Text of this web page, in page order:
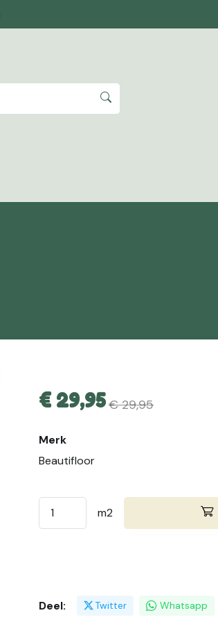
€ 29,95€ 29,95
Merk
Beautifloor
m2
Deel: Twitter Whatsapp